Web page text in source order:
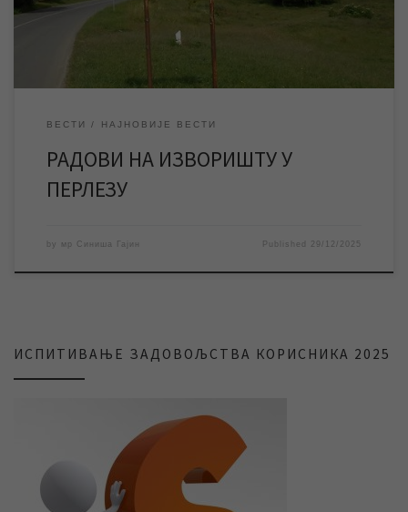
изворишта у Перлезу. Планирано је да радови трају од […]
ВЕСТИ НАЈНОВИЈЕ ВЕСТИ
РАДОВИ НА ИЗВОРИШТУ У
ПЕРЛЕЗУ
by мр Синиша Гајин Published 29/12/2025
ИСПИТИВАЊЕ ЗАДОВОЉСТВА КОРИСНИКА 2025